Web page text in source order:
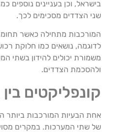
בישראל, וכן בעניינים נוספים
שני הצדדים מסכימים לכך.
המורכבות מתחילה כאשר
לדוגמה, נושאים כמו חלוקת רכוש
משמורת יכולים להידון בשתי
ולהסכמת הצדדים.
קונפליקטים
אחת הבעיות המורכבות ביותר
של שתי המערכות. במקרים